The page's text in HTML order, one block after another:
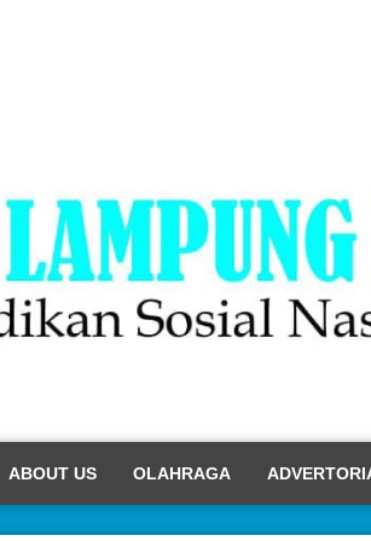
ABOUT US OLAHRAGA